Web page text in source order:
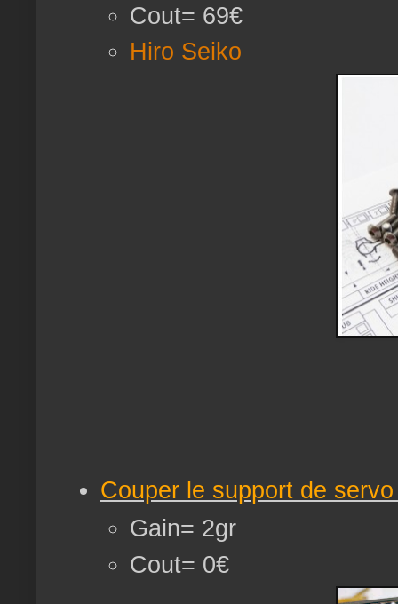
Cout= 69€
Hiro Seiko
Couper le support de
Gain= 2gr
Cout= 0€